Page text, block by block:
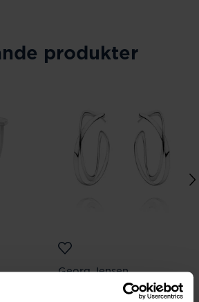
produkter
Georg Jensen
INFINITY örhängen,